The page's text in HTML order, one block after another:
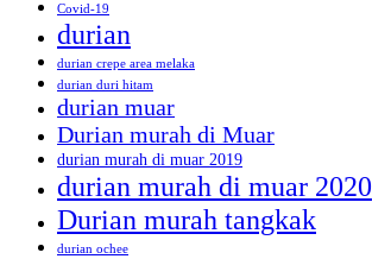
Covid-19
durian
durian crepe area melaka
durian duri hitam
durian muar
Durian murah di Muar
durian murah di muar 2019
durian murah di muar 2020
Durian murah tangkak
durian ochee